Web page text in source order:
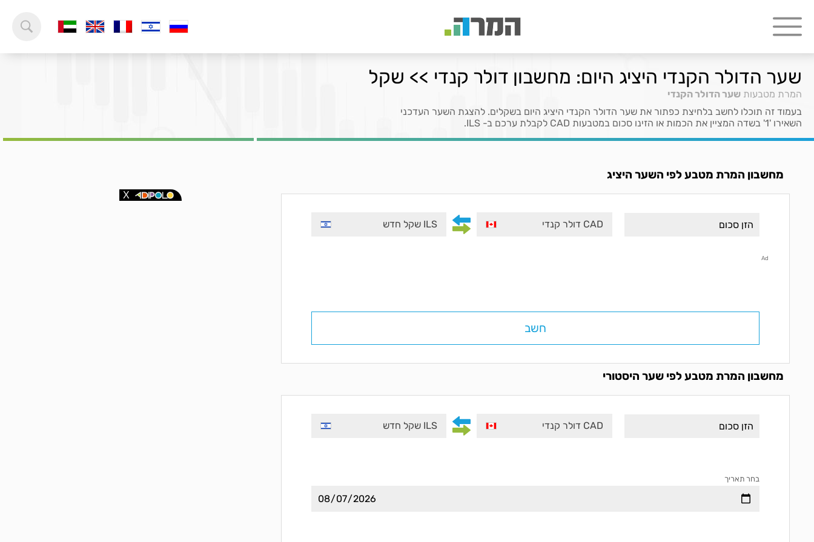
שער הדולר הקנדי היציג היום: מחשבון דולר קנדי >> שקל
המרת מטבעות שער הדולר הקנדי
בעמוד זה תוכלו לחשב בלחיצת כפתור את שער הדולר הקנדי היציג היום בשקלים. להצגת השער העדכני
השאירו '1' בשדה המציין את הכמות או הזינו סכום במטבעות CAD לקבלת ערכם ב- ILS.
מחשבון המרת מטבע לפי השער היציג
CAD דולר קנדי ILS שקל חדש
Ad
חשב
מחשבון המרת מטבע לפי שער היסטורי
CAD דולר קנדי ILS שקל חדש
בחר תאריך